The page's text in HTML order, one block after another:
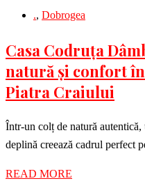
., Dobrogea
Casa Codruța
natură și confort
Piatra Craiului
Într-un colț de natură
deplină creează cadrul perfect
READ MORE